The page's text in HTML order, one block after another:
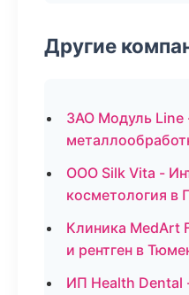
Другие
ЗАО Модуль Line
ООО Silk Vita -
косметология в
Клиника MedArt
и рентген в
ИП Health Dental